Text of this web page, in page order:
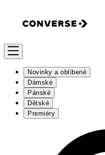
Novinky a oblíbené
Dámské
Pánské
Dětské
Premiéry